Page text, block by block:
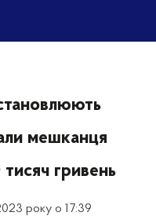
мешканця
гривень
року о 17:39